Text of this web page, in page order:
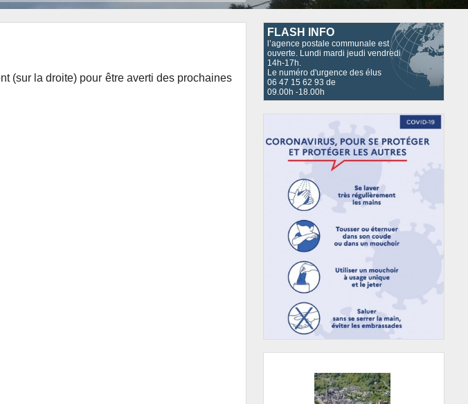
(sur la droite) pour être averti des prochaines
FLASH INFO
l’agence postale communale est
ouverte. Lundi mardi jeudi vendredi
14h-17h.
Le numéro d'urgence des élus
06 47 15 62 93 de
09.00h -18.00h